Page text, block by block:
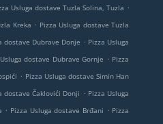
Usluga dostave Tuzla Solina, Tuzla .
Kreka . Pizza Usluga dostave Tuzla
dostave Dubrave Donje . Pizza Usluga
dostave Dubrave Gornje . Pizza
. Pizza Usluga dostave Simin Han
dostave Čaklovići Donji . Pizza Usluga
. Pizza Usluga dostave Brđani . Pizza